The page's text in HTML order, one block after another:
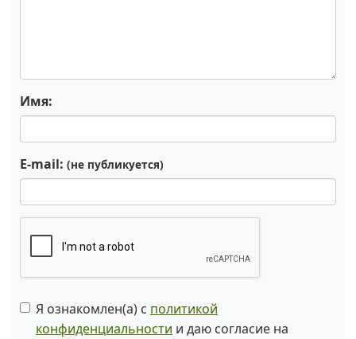
Имя:
E-mail: (не публикуется)
Я ознакомлен(а) с политикой
конфиденциальности и даю согласие на